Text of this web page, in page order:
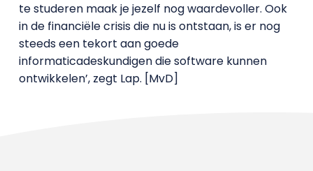
te studeren maak je jezelf nog waardevoller. Ook
in de financiële crisis die nu is ontstaan, is er nog
steeds een tekort aan goede
informaticadeskundigen die software kunnen
ontwikkelen’, zegt Lap. [MvD]